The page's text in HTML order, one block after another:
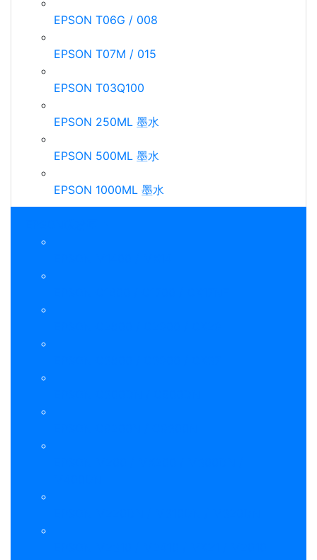
EPSON T06G / 008
EPSON T07M / 015
EPSON T03Q100
EPSON 250ML 墨水
EPSON 500ML 墨水
EPSON 1000ML 墨水